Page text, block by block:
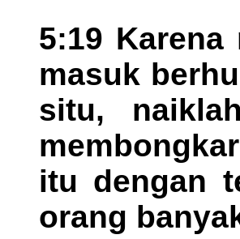
5:19 Karena
masuk
situ,
itu dengan
orang